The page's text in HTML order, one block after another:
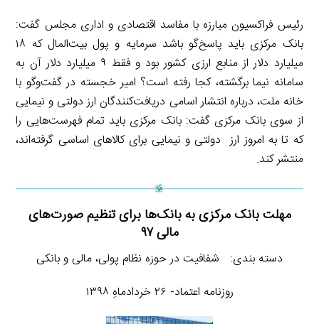
رئیس فراکسیون مبارزه با مفاسد اقتصادی و اداری مجلس گفت:
بانک مرکزی باید پاسخ‌گو باشد سرمایه و پول بیت‌المال که ۱۸
میلیارد دلار از منابع ارزی کشور بود و فقط ۹ میلیارد دلار آن به
سامانه نیما برگشته، کجا رفته است؟ امیر خجسته در گفت‌وگو با
خانه ملت، درباره انتشار اسامی دریافت‌کنندگان ارز دولتی و نیمایی
از سوی بانک مرکزی گفت: بانک مرکزی باید تمام فهرست‌هایی را
که تا به امروز ارز دولتی و نیمایی برای کالاهای اساسی گرفته‌اند،
منتشر کند.
مهلت بانک مرکزی به بانک‌ها برای تنظیم صورت‌های
مالی ۹۷
دسته بندی: شفافیت در حوزه نظام پولی، مالی و بانکی
روزنامه اعتماد- ۲۶ خردادماهِ ۱۳۹۸